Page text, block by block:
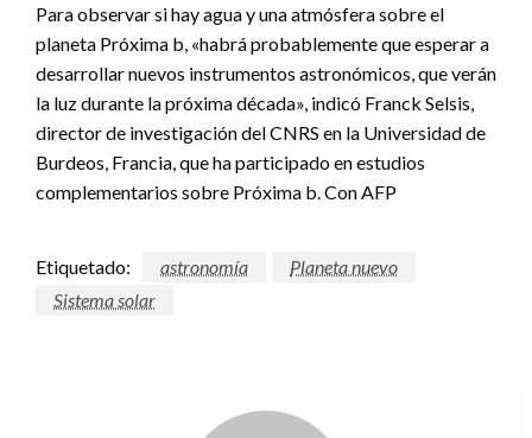
Para observar si hay agua y una atmósfera sobre el
planeta Próxima b, «habrá probablemente que esperar a
desarrollar nuevos instrumentos astronómicos, que verán
la luz durante la próxima década», indicó Franck Selsis,
director de investigación del CNRS en la Universidad de
Burdeos, Francia, que ha participado en estudios
complementarios sobre Próxima b. Con AFP
Etiquetado: astronomía
Planeta nuevo
Sistema solar